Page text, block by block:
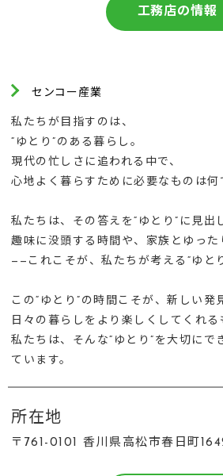
工務店の情報
センコー産業
私たちが目指すのは、
“ゆとり”のある暮らし。
現代の忙しさに追われる中で、
心地よく暮らすために必要なものは何
私たちは、その答えを“ゆとり”に見出
趣味に没頭する時間や、家族とゆった
——これこそが、私たちが考える“ゆと
この“ゆとり”の時間こそが、新しい発
日々の暮らしをより楽しくしてくれる
私たちは、そんな“ゆとり”を大切にで
ています。
所在地
〒761-0101 香川県高松市春日町